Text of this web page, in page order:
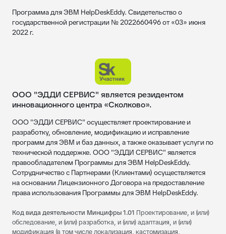
Программа для ЭВМ HelpDeskEddy. Свидетельство о
государственной регистрации № 2022660496 от «03» июня
2022 г.
ООО "ЭДДИ СЕРВИС" является резидентом
инновационного центра «Сколково».
ООО "ЭДДИ СЕРВИС" осуществляет проектирование и
разработку, обновление, модификацию и исправление
программ для ЭВМ и баз данных, а также оказывает услуги по
технической поддержке. ООО "ЭДДИ СЕРВИС" является
правообладателем Программы для ЭВМ HelpDeskEddy.
Сотрудничество с Партнерами (Клиентами) осуществляется
на основании Лицензионного Договора на предоставление
права использования Программы для ЭВМ HelpDeskEddy.
Код вида деятельности Минцифры 1.01 Проектирование, и (или)
обследование, и (или) разработка, и (или) адаптация, и (или)
модификация (в том числе локализация, кастомизация,